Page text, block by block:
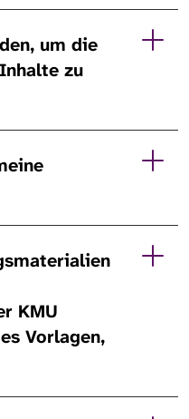
um die
zu
KMU
Vorlagen,